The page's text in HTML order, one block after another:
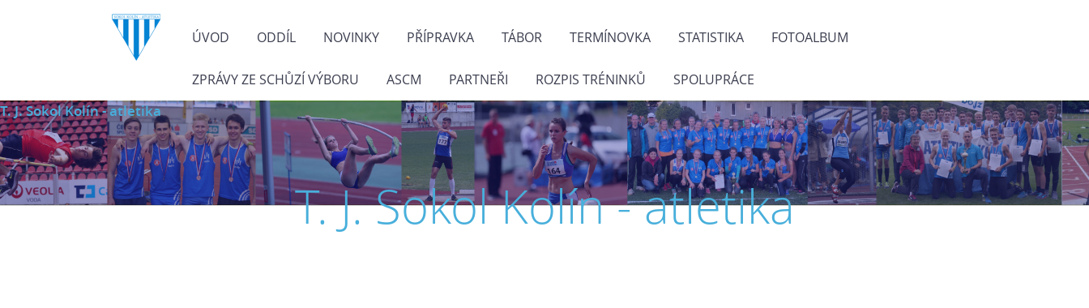
ÚVOD ODDÍL NOVINKY PŘÍPRAVKA TÁBOR TERMÍNOVKA STATISTIKA FOTOALBUM
ZPRÁVY ZE SCHŮZÍ VÝBORU ASCM PARTNEŘI ROZPIS TRÉNINKŮ SPOLUPRÁCE
T. J. Sokol Kolín - atletika
T. J. Sokol Kolín - atletika